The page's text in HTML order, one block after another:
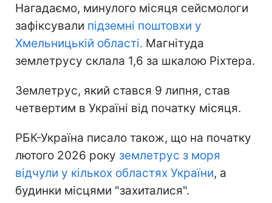
Нагадаємо, минулого місяця сейсмологи
зафіксували підземні поштовхи у
Хмельницькій області. Магнітуда
землетрусу склала 1,6 за шкалою Ріхтера.
Землетрус, який стався 9 липня, став
четвертим в Україні від початку місяця.
РБК-Україна писало також, що на початку
лютого 2026 року землетрус з моря
відчули у кількох областях України, а
будинки місцями "захиталися".